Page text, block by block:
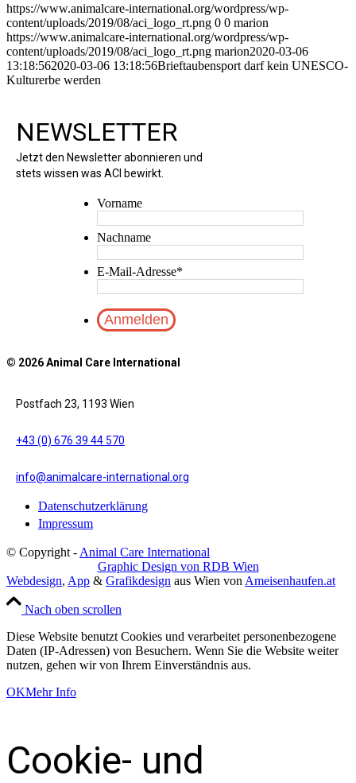
https://www.animalcare-international.org/wordpress/wp-
content/uploads/2019/08/aci_logo_rt.png 0 0 marion
https://www.animalcare-international.org/wordpress/wp-
content/uploads/2019/08/aci_logo_rt.png marion2020-03-06
13:18:562020-03-06 13:18:56Brieftaubensport darf kein UNESCO-
Kulturerbe werden
NEWSLETTER
Jetzt den Newsletter abonnieren und
stets wissen was ACI bewirkt.
Vorname
Nachname
E-Mail-Adresse*
© 2026 Animal Care International
Postfach 23, 1193 Wien
+43 (0) 676 39 44 570
info@animalcare-international.org
Datenschutzerklärung
Impressum
© Copyright - Animal Care International
Graphic Design von RDB Wien
Webdesign, App & Grafikdesign aus Wien von Ameisenhaufen.at
Nach oben scrollen
Diese Website benutzt Cookies und verarbeitet personenbezogene
Daten (IP-Adressen) von Besuchern. Wenn Sie die Website weiter
nutzen, gehen wir von Ihrem Einverständnis aus.
OKMehr Info
Cookie- und